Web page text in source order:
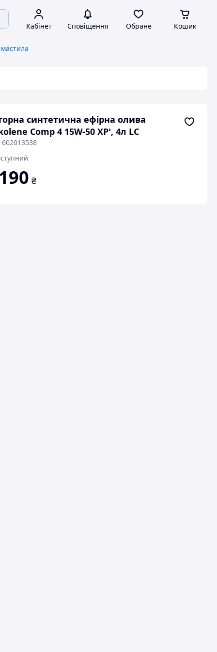
Кабінет Сповіщення Обране Кошик
синтетична ефірна олива
Comp 4 15W-50 XP', 4л LC
₴